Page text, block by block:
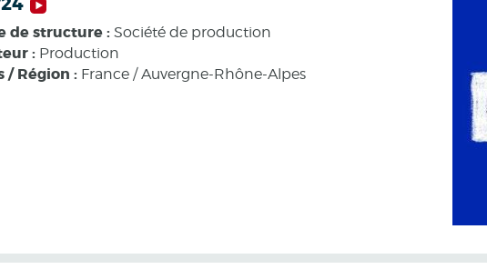
de structure : Société de production
: Production
/ Région : France / Auvergne-Rhône-Alpes